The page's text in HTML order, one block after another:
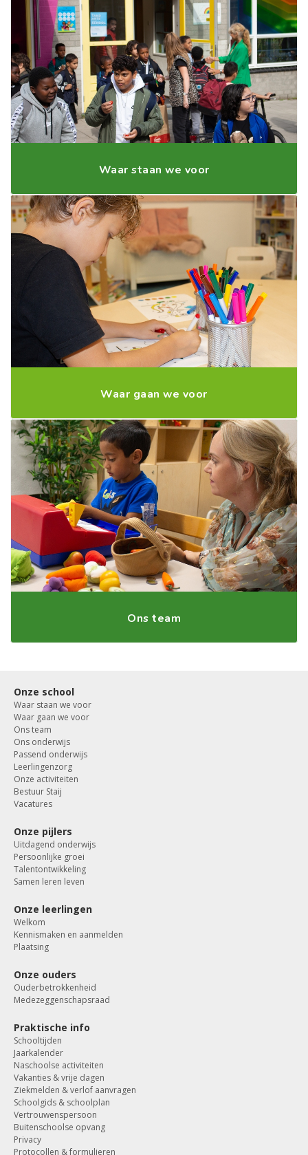
Waar staan we voor
Waar gaan we voor
Ons team
Onze school
Waar staan we voor
Waar gaan we voor
Ons team
Ons onderwijs
Passend onderwijs
Leerlingenzorg
Onze activiteiten
Bestuur Staij
Vacatures
Onze pijlers
Uitdagend onderwijs
Persoonlijke groei
Talentontwikkeling
Samen leren leven
Onze leerlingen
Welkom
Kennismaken en aanmelden
Plaatsing
Onze ouders
Ouderbetrokkenheid
Medezeggenschapsraad
Praktische info
Schooltijden
Jaarkalender
Naschoolse activiteiten
Vakanties & vrije dagen
Ziekmelden & verlof aanvragen
Schoolgids & schoolplan
Vertrouwenspersoon
Buitenschoolse opvang
Privacy
Protocollen & formulieren